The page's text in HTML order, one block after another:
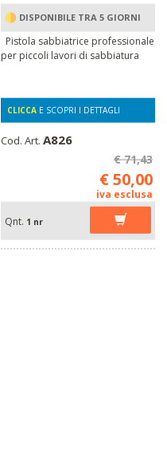
DISPONIBILE TRA 5 GIORNI
Pistola sabbiatrice professionale
per piccoli lavori di sabbiatura
CLICCA E SCOPRI I DETTAGLI
Cod. Art. A826
€ 71,43
€ 50,00
iva esclusa
Qnt. 1 nr